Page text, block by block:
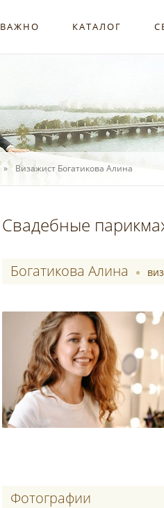
ВАЖНО КАТАЛОГ
Визажист Богатикова Алина
Свадебные
Богатикова Алина
Фотографии